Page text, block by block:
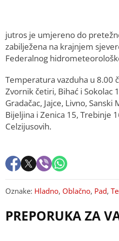
jutros je umjereno do
zabilježena na krajnjem
Federalnog
Temperatura vazduha u 8.00
Zvornik četiri, Bihać i Sokolac
Gradačac, Jajce, Livno, Sanski
Bijeljina i Zenica 15, Trebinje
Celzijusovih.
Oznake: Hladno, Oblačno, Pad,
PREPORUKA ZA